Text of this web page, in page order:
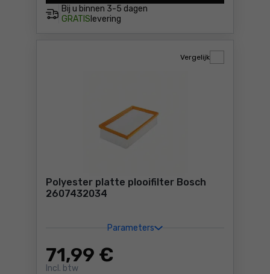
Bij u binnen 3-5 dagen
GRATIS levering
Polyester platte plooifilter Bosch
2607432034
Parameters
71,99 €
Incl. btw
Vergelijk